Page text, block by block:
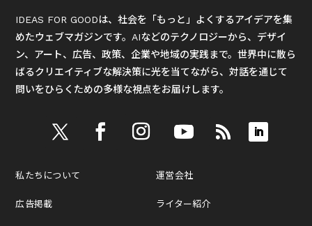
IDEAS FOR GOODは、社会を「もっと」よくするアイデアを集
めたウェブマガジンです。AIなどのテクノロジーから、デザイ
ン、アート、広告、政策、企業や地域の実践まで。世界中に散ら
ばるクリエイティブな解決策に光を当てながら、対話を通じて
問いをひらくための多様な視点をお届けします。
私たちについて
広告掲載
運営会社
ライター紹介